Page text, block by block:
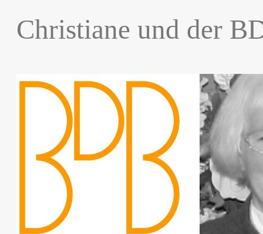
Christiane und der